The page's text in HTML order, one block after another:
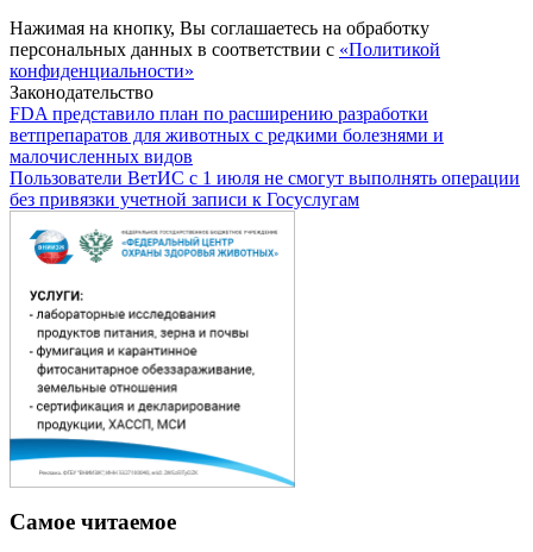
Нажимая на кнопку, Вы соглашаетесь на обработку
персональных данных в соответствии с «Политикой
конфиденциальности»
Законодательство
FDA представило план по расширению разработки
ветпрепаратов для животных с редкими болезнями и
малочисленных видов
Пользователи ВетИС с 1 июля не смогут выполнять операции
без привязки учетной записи к Госуслугам
Самое читаемое